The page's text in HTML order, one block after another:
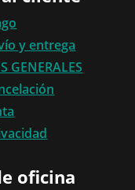
y entrega
GENERALES
oficina